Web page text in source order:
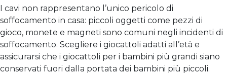
I cavi non rappresentano l’unico pericolo di
soffocamento in casa: piccoli oggetti come pezzi di
gioco, monete e magneti sono comuni negli incidenti di
soffocamento. Scegliere i giocattoli adatti all’età e
assicurarsi che i giocattoli per i bambini più grandi siano
conservati fuori dalla portata dei bambini più piccoli.